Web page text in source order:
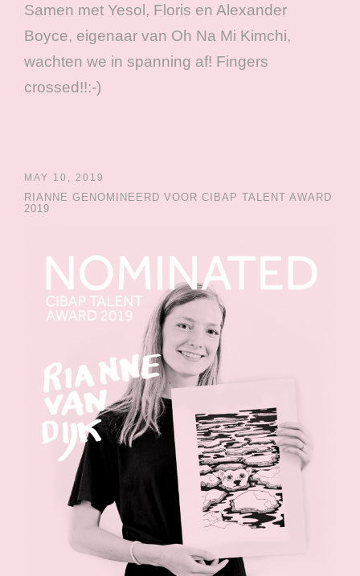
Samen met Yesol, Floris en Alexander
Boyce, eigenaar van Oh Na Mi Kimchi,
wachten we in spanning af! Fingers
crossed!!:-)
MAY 10, 2019
RIANNE GENOMINEERD VOOR CIBAP TALENT AWARD
2019